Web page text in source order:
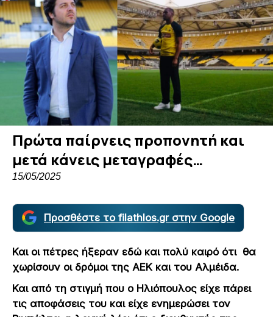
Πρώτα παίρνεις προπονητή και
μετά κάνεις μεταγραφές…
15/05/2025
Προσθέστε το filathlos.gr στην Google
Και οι πέτρες ήξεραν εδώ και πολύ καιρό ότι θα
χωρίσουν οι δρόμοι της ΑΕΚ και του Αλμέιδα.
Και από τη στιγμή που ο Ηλιόπουλος είχε πάρει
τις αποφάσεις του και είχε ενημερώσει τον